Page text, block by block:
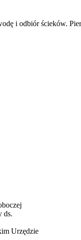
i odbiór ścieków.
ds.
Urzędzie